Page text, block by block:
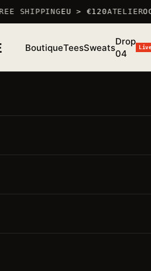
SHIPPINGEU > €120ATELIER
BoutiqueTeesSweats
Drop
04
T-